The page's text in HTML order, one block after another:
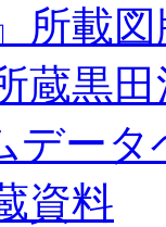
所載
蔵黒
データ
資料